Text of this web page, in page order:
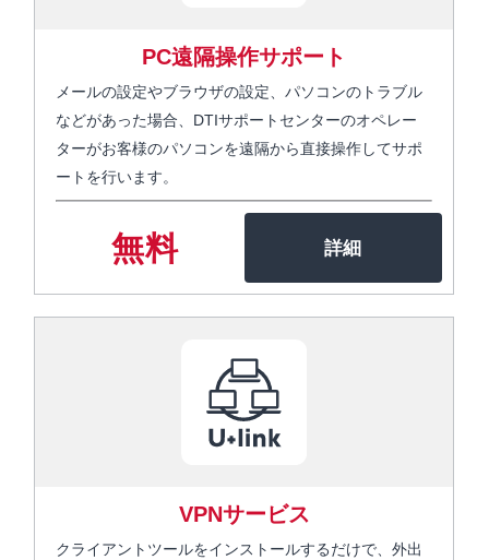
PC遠隔操作サポート
メールの設定やブラウザの設定、パソコンのトラブル
などがあった場合、DTIサポートセンターのオペレー
ターがお客様のパソコンを遠隔から直接操作してサポ
ートを行います。
無料
VPNサービス
クライアントツールをインストールするだけで、外出